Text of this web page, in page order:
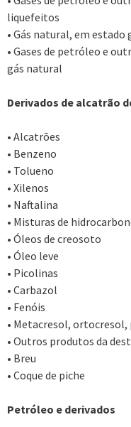
liquefeitos
• Gás natural, em estado
• Gases de petróleo e
gás natural
Derivados de alcatrão
• Alcatrões
• Benzeno
• Tolueno
• Xilenos
• Naftalina
• Misturas de
• Óleos de creosoto
• Óleo leve
• Picolinas
• Carbazol
• Fenóis
• Metacresol, ortocresol,
• Outros produtos da
• Breu
• Coque de piche
Petróleo e derivados